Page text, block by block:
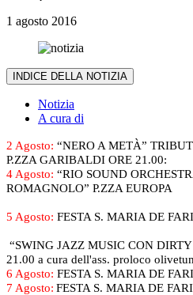
1 agosto 2016
INDICE DELLA NOTIZIA
Notizia
A cura di
2 Agosto: “NERO A METÀ”
P.ZZA GARIBALDI ORE 21.00:
4 Agosto: “RIO SOUND
ROMAGNOLO” P.ZZA
5 Agosto: FESTA S. MARIA
“SWING JAZZ MUSIC CON
21.00 a cura dell'ass. proloco
6 Agosto: FESTA S. MARIA DE
7 Agosto: FESTA S. MARIA DE